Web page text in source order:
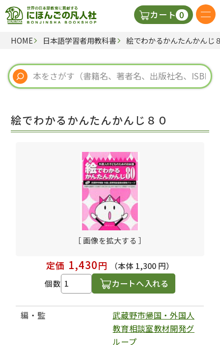
カート 0
日本語の教科書
視聴覚・補助教材
教師用参考書
HOME 日本語学習者用教科書 絵でわかるかんたんかんじ
絵でわかるかんたんかんじ８０
［ 画像を拡大する ］
定価 1,430円
（本体 1,300 円）
個数
カートへ入れる
編・監
武蔵野市帰国・外国人
教育相談室教材開発グ
ループ